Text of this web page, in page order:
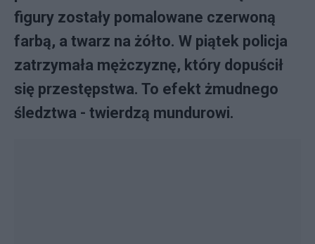
figury zostały pomalowane czerwoną
farbą, a twarz na żółto. W piątek policja
zatrzymała mężczyznę, który dopuścił
się przestępstwa. To efekt żmudnego
śledztwa - twierdzą mundurowi.